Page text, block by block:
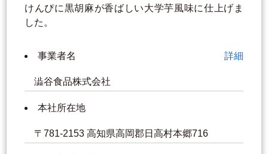
けんぴに黒胡麻が香ばしい大学芋風味に仕上げま
した。
事業者名 詳細
澁谷食品株式会社
本社所在地
〒781-2153 高知県高岡郡日高村本郷716